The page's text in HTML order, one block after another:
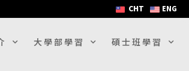
CHT ENG
大學部學習 碩士班學習